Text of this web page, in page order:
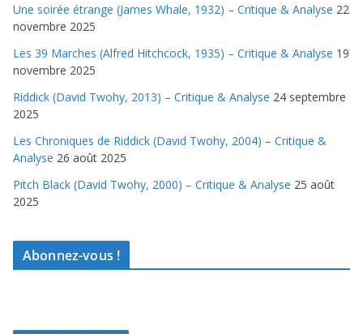
Une soirée étrange (James Whale, 1932) – Critique & Analyse 22
novembre 2025
Les 39 Marches (Alfred Hitchcock, 1935) – Critique & Analyse 19
novembre 2025
Riddick (David Twohy, 2013) – Critique & Analyse 24 septembre
2025
Les Chroniques de Riddick (David Twohy, 2004) – Critique &
Analyse 26 août 2025
Pitch Black (David Twohy, 2000) – Critique & Analyse 25 août
2025
Abonnez-vous !